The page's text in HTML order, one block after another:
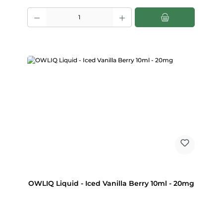
Produkt Anzahl: Gib den gewünschten Wert ein oder benutze die
OWLIQ Liquid - Iced Vanilla Berry 10ml - 20mg